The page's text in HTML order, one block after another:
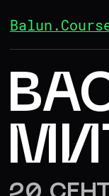
Balun.Courses
20
О многопоточке,